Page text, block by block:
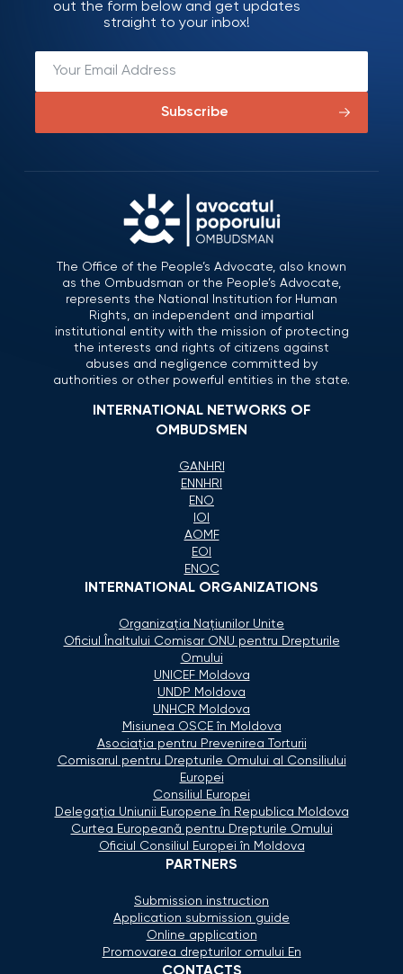
out the form below and get updates
straight to your inbox!
Subscribe
The Office of the People’s Advocate, also known
as the Ombudsman or the People’s Advocate,
represents the National Institution for Human
Rights, an independent and impartial
institutional entity with the mission of protecting
the interests and rights of citizens against
abuses and negligence committed by
authorities or other powerful entities in the state.
INTERNATIONAL NETWORKS OF
OMBUDSMEN
GANHRI
ENNHRI
ENO
IOI
AOMF
EOI
ENOC
INTERNATIONAL ORGANIZATIONS
Organizaţia Naţiunilor Unite
Oficiul Înaltului Comisar ONU pentru Drepturile
Omului
UNICEF Moldova
UNDP Moldova
UNHCR Moldova
Misiunea OSCE în Moldova
Asociaţia pentru Prevenirea Torturii
Comisarul pentru Drepturile Omului al Consiliului
Europei
Consiliul Europei
Delegaţia Uniunii Europene în Republica Moldova
Curtea Europeană pentru Drepturile Omului
Oficiul Consiliul Europei în Moldova
PARTNERS
Submission instruction
Application submission guide
Online application
Promovarea drepturilor omului En